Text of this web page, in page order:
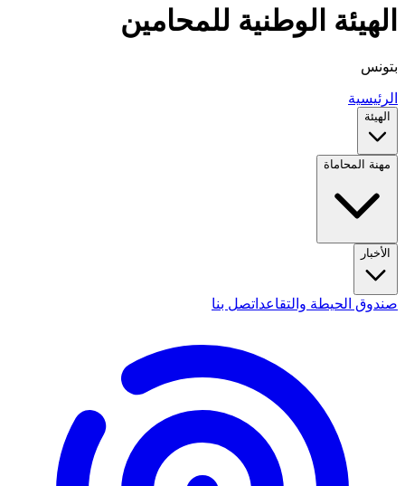
الهيئة الوطنية للمحامين
بتونس
الرئيسية
الهيئة
مهنة المحاماة
الأخبار
صندوق الحيطة والتقاعد اتصل بنا